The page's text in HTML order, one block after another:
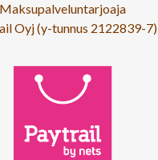
Maksupalveluntarjoaja
Oyj (y-tunnus 2122839-7)